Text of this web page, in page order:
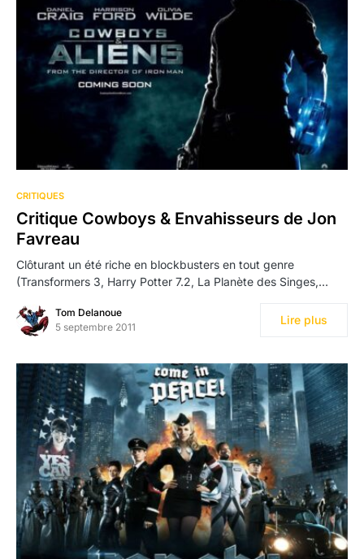
CRITIQUES
Critique Cowboys & Envahisseurs de Jon
Favreau
Clôturant un été riche en blockbusters en tout genre
(Transformers 3, Harry Potter 7.2, La Planète des Singes,…
Tom Delanoue
5 septembre 2011
Lire plus